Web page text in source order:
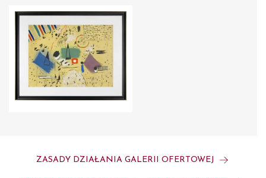
ZASADY DZIAŁANIA GALERII OFERTOWEJ